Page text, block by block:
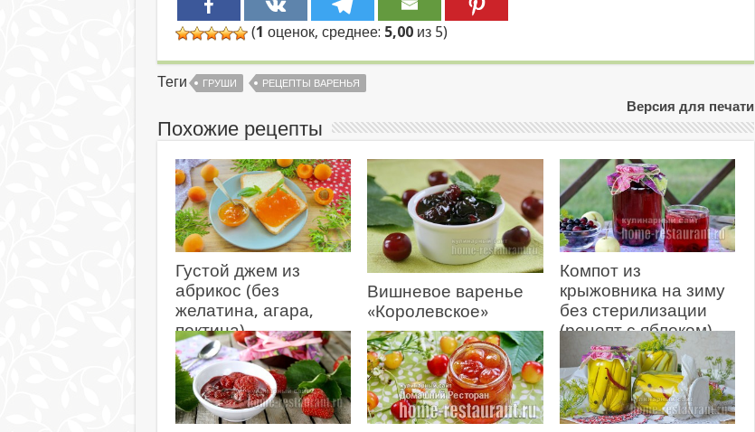
(1 оценок, среднее: 5,00из 5)
Теги ГРУШИ РЕЦЕПТЫ ВАРЕНЬЯ
Версия для печати
Похожие рецепты
Густой джем из
абрикос (без
желатина, агара,
пектина)
11.07.2026
Вишневое варенье
«Королевское»
11.07.2026
Компот из
крыжовника на зиму
без стерилизации
(рецепт с яблоком)
11.07.2026